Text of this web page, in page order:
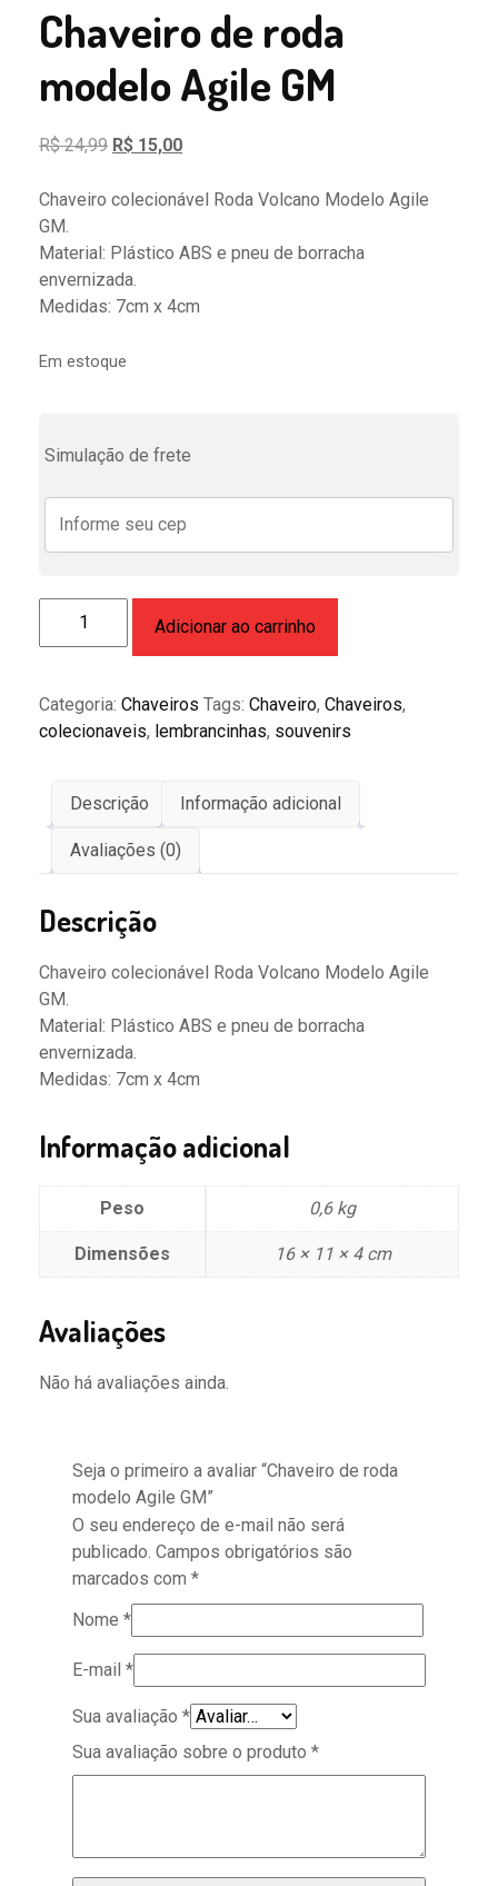
Chaveiro de roda
modelo Agile GM
R$24,99 O
original
R$ 24,99.
R$ 15,00O
atual
R$ 15,00.
Chaveiro colecionável Roda Volcano Modelo Agile
GM.
Material: Plástico ABS e pneu de borracha
envernizada.
Medidas: 7cm x 4cm
Em estoque
Simulação de frete
Agile
GM
Adicionar ao carrinho
Categoria: Chaveiros Tags: Chaveiro, Chaveiros,
colecionaveis, lembrancinhas, souvenirs
Descrição Informação adicional
Avaliações (0)
Descrição
Chaveiro colecionável Roda Volcano Modelo Agile
GM.
Material: Plástico ABS e pneu de borracha
envernizada.
Medidas: 7cm x 4cm
Informação adicional
Peso 0,6 kg
Dimensões 16 × 11 × 4 cm
Avaliações
Não há avaliações ainda.
Seja o primeiro a avaliar “Chaveiro de roda
modelo Agile GM”
O seu endereço de e-mail não será
publicado. Campos obrigatórios são
marcados com *
Nome *
E-mail *
Sua avaliação *
Sua avaliação sobre o produto *